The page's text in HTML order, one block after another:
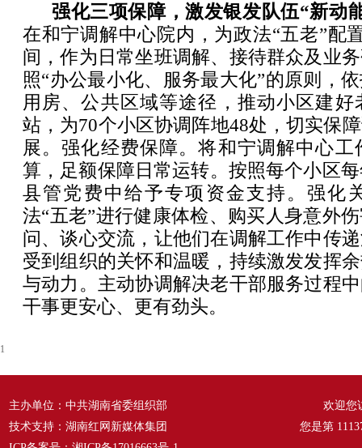
强化三项保障，激发银发队伍“新动
在和宁调解中心院内，为政法“五老”配
间，作为日常坐班调解、接待群众及业
照“办公最小化、服务最大化”的原则，
用房、公共区域等途径，推动小区建
站，为70个小区协调阵地48处，切实保
展。强化经费保障。将和宁调解中心
算，足额保障日常运转。按照每个小区
县管党费中给予专项资金支持。强化
法“五老”进行健康体检、购买人身意外
问、谈心交流，让他们在调解工作中传
受到组织的关怀和温暖，持续激发发挥
与动力。主动协调解决老干部服务过程
干事更安心、更有劲头。
1
主办单位：中共湖南省委组织部
技术支持：湖南红网新媒体集团
欢迎您
您是第